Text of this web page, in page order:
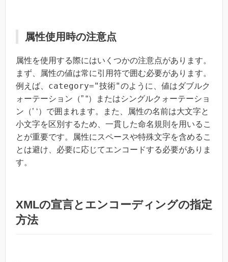
属性使用時の注意点
属性を使用する際にはいくつかの注意点があります。
まず、属性の値は常に引用符で囲む必要があります。
例えば、 category="技術"のように、値はダブルク
ォーテーション（” “）またはシングルクォーテーショ
ン（’ ‘）で囲まれます。また、属性の名前は大文字と
小文字を区別するため、一貫した命名規則を用いるこ
とが重要です。属性にスペースや特殊文字を含めるこ
とは避け、必要に応じてエンコードする必要がありま
す。
XMLの宣言とエンコーディングの指定
方法